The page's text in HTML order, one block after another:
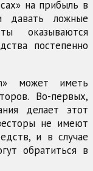
на прибыль в
давать ложные
оказываются
постепенно
может иметь
Во-первых,
делает этот
не имеют
и в случае
обратиться в